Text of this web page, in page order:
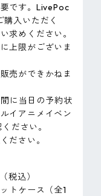
です。LivePoc
入いただく
求めください。
上限がございま
売ができかねま
に当日の予約状
イアニメイベン
ださい。
ださい。
税込）
トケース（全1